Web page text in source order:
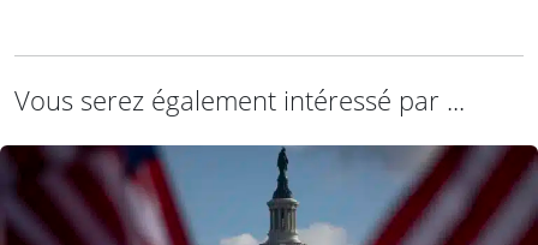
Vous serez également intéressé par ...